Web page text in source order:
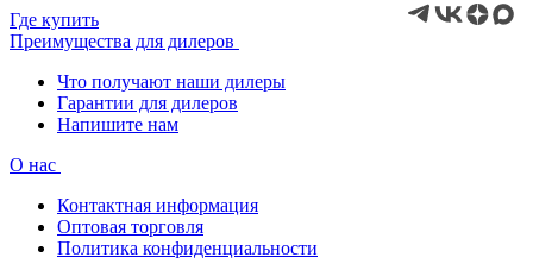
Где купить
Преимущества для дилеров
Что получают наши дилеры
Гарантии для дилеров
Напишите нам
О нас
Контактная информация
Оптовая торговля
Политика конфиденциальности